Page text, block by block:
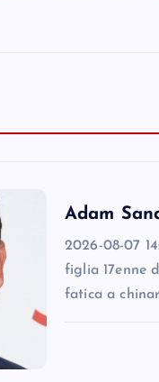
Adam
2026-08-07
figlia 17enne
fatica a